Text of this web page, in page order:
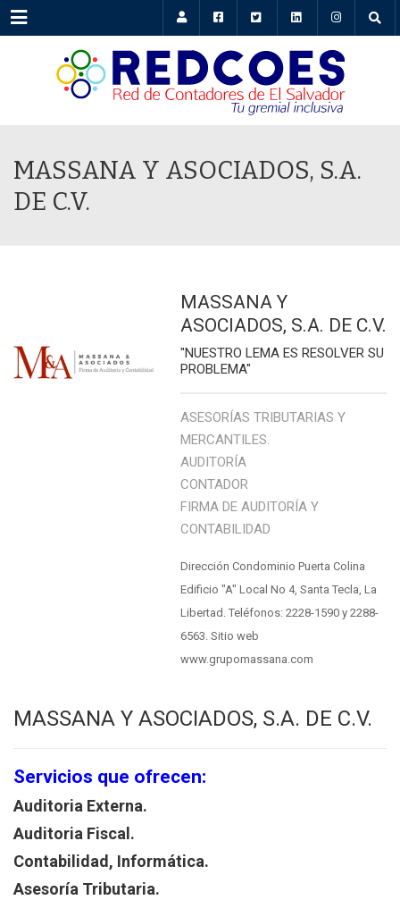
Menu
MASSANA Y ASOCIADOS, S.A.
DE C.V.
MASSANA Y
ASOCIADOS, S.A. DE C.V.
"NUESTRO LEMA ES RESOLVER SU
PROBLEMA"
ASESORÍAS TRIBUTARIAS Y
MERCANTILES.
AUDITORÍA
CONTADOR
FIRMA DE AUDITORÍA Y
CONTABILIDAD
Dirección Condominio Puerta Colina
Edificio "A" Local No 4, Santa Tecla, La
Libertad. Teléfonos: 2228-1590 y 2288-
6563. Sitio web
www.grupomassana.com
MASSANA Y ASOCIADOS, S.A. DE C.V.
Servicios que ofrecen:
Auditoria Externa.
Auditoria Fiscal.
Contabilidad, Informática.
Asesoría Tributaria.